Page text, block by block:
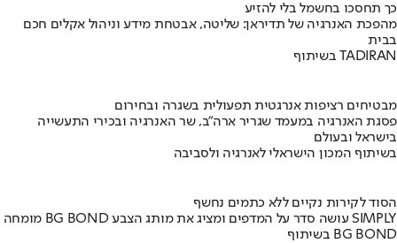
כך תחסכו בחשמל בלי להזיע
מהפכת האנרגיה של תדיראן: שליטה, אבטחת מידע וניהול אקלים חכם
בבית
בשיתוף TADIRAN
מבטיחים רציפות אנרגטית תפעולית בשגרה ובחירום
פסגת האנרגיה במעמד שגריר ארה"ב, שר האנרגיה ובכירי התעשייה
בישראל ובעולם
בשיתוף המכון הישראלי לאנרגיה ולסביבה
הסוד לקירות נקיים ללא כתמים נחשף
מומחה BG BOND עושה סדר על המדפים ומציג את מותג הצבע SIMPLY
בשיתוף BG BOND